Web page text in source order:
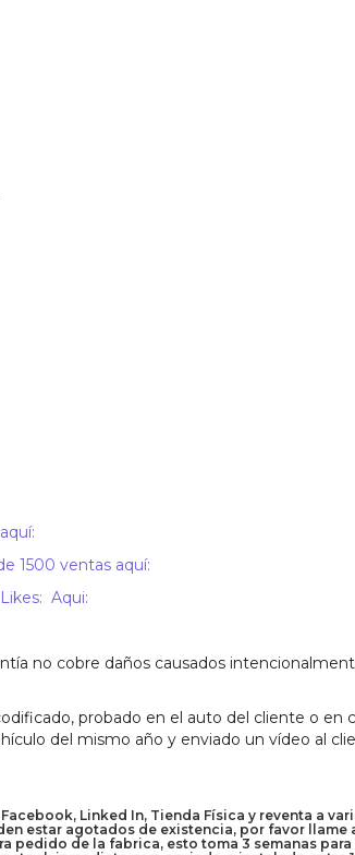
1500 ventas aquí:
Aqui:
no cobre daños causados
probado en el auto del cliente o en
del mismo año y enviado un vídeo al
Linked In, Tienda Física y reventa a
estar agotados de existencia, por favor llame
pedido de la fabrica, esto toma 3 semanas para